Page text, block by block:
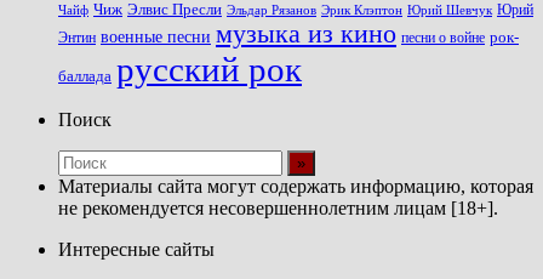
Чайф Чиж Элвис Пресли Эльдар Рязанов Эрик Клэптон Юрий Шевчук Юрий
Энтин военные песни музыка из кино песни о войне рок-
баллада русский рок
Поиск
Материалы сайта могут содержать информацию, которая
не рекомендуется несовершеннолетним лицам [18+].
Интересные сайты